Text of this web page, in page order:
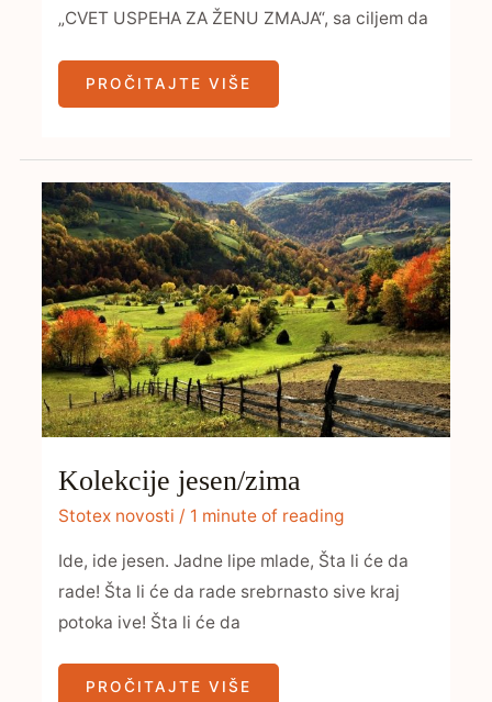
„CVET USPEHA ZA ŽENU ZMAJA“, sa ciljem da
PROČITAJTE VIŠE
Kolekcije jesen/zima
Stotex novosti / 1 minute of reading
Ide, ide jesen. Jadne lipe mlade, Šta li će da
rade! Šta li će da rade srebrnasto sive kraj
potoka ive! Šta li će da
KOLEKCIJE
JESEN/ZIMA
PROČITAJTE VIŠE